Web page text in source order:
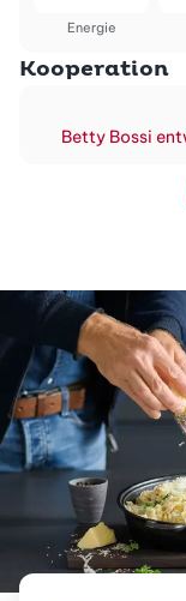
Energie
Kooperation
Betty Bossi